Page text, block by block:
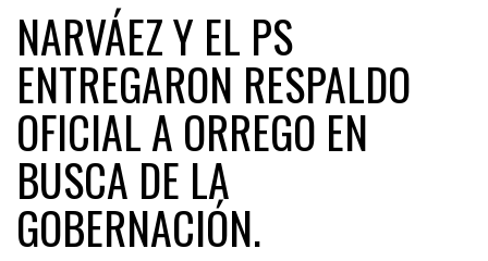
NARVÁEZ Y EL PS
ENTREGARON RESPALDO
OFICIAL A ORREGO EN
BUSCA DE LA
GOBERNACIÓN.